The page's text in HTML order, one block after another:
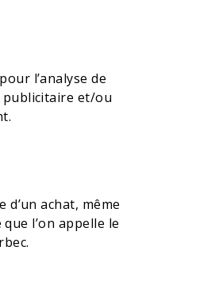
l’analyse de
publicitaire et/ou
achat, même
l’on appelle le